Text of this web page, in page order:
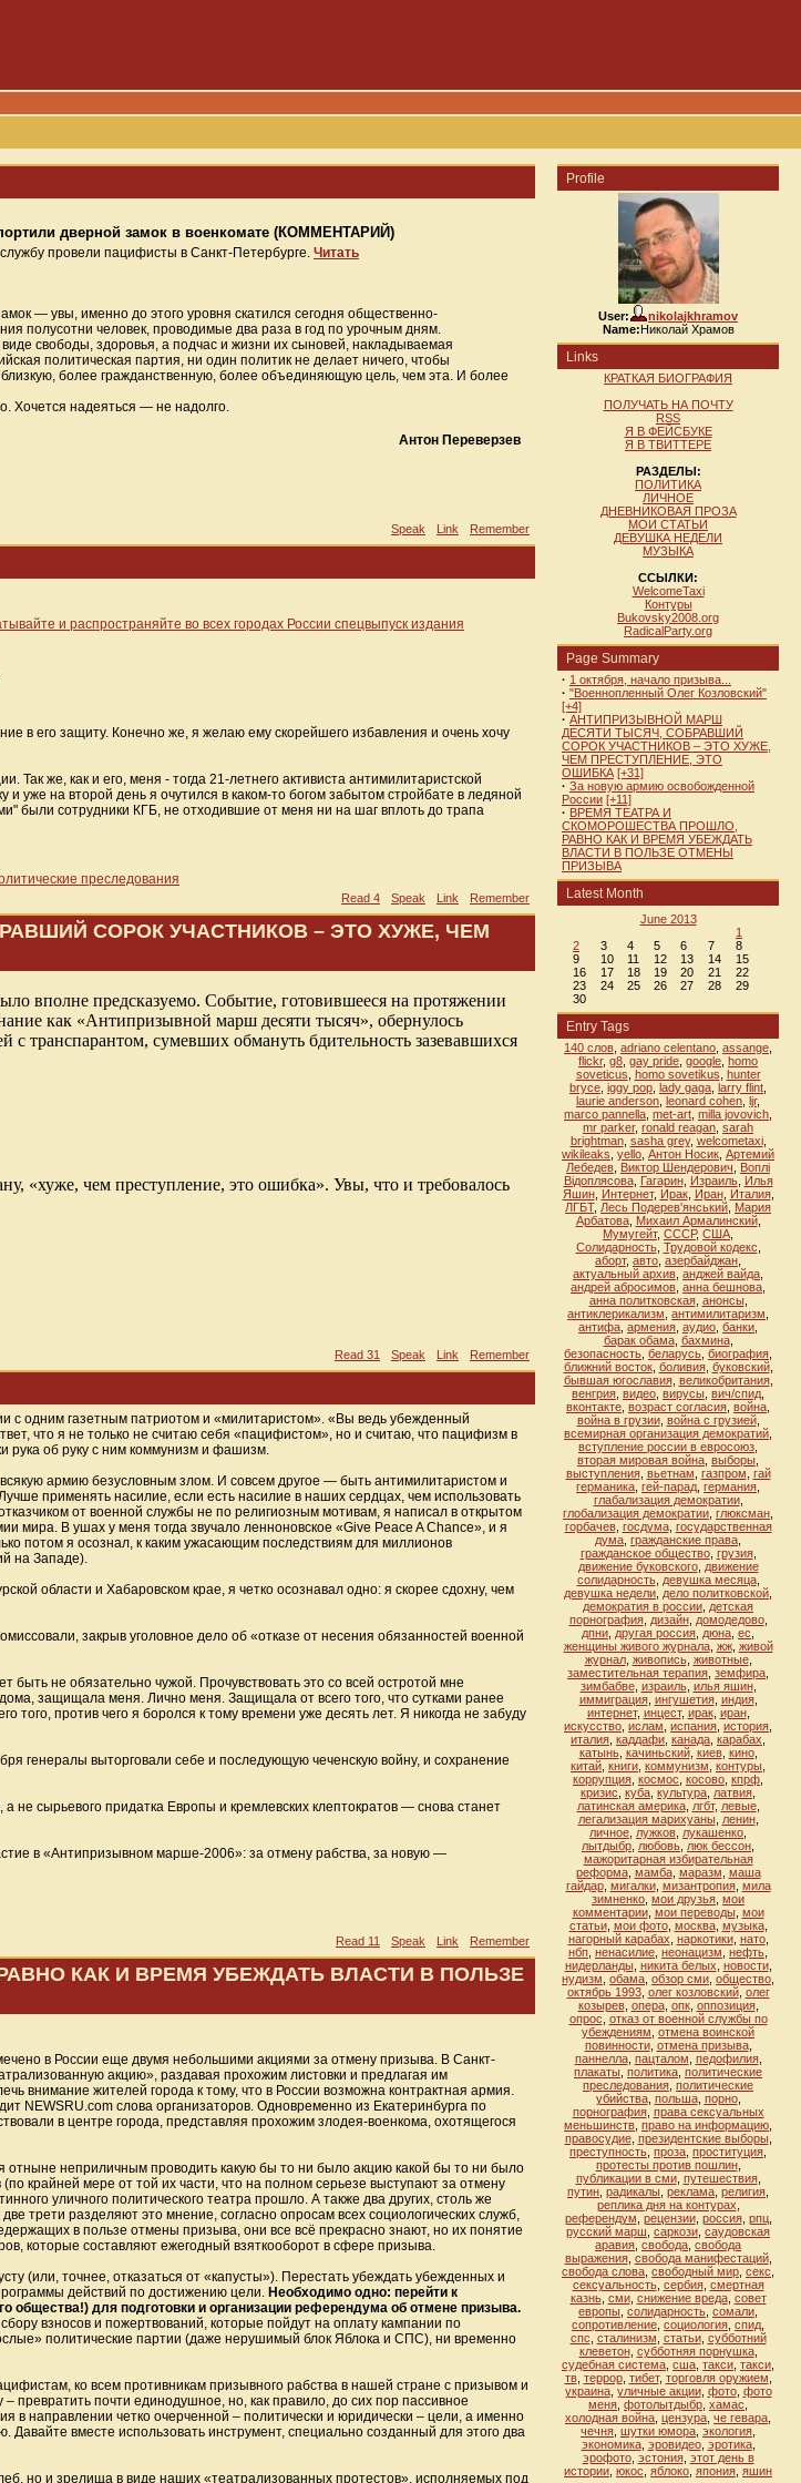
дверной замок в военкомате (КОММЕНТАРИЙ)
провели пацифисты в Санкт-Петербурге. Читать
— увы, именно до этого уровня скатился сегодня общественно-
полусотни человек, проводимые два раза в год по урочным дням.
свободы, здоровья, а подчас и жизни их сыновей, накладываемая
политическая партия, ни один политик не делает ничего, чтобы
более гражданственную, более объединяющую цель, чем эта. И более
Хочется надеяться — не надолго.
Антон Переверзев
Speak Link Remember
и распространяйте во всех городах России спецвыпуск издания
в его защиту. Конечно же, я желаю ему скорейшего избавления и очень хочу
Так же, как и его, меня - тогда 21-летнего активиста антимилитаристской
уже на второй день я очутился в каком-то богом забытом стройбате в ледяной
были сотрудники КГБ, не отходившие от меня ни на шаг вплоть до трапа
преследования
Read 4 Speak Link Remember
СОРОК УЧАСТНИКОВ – ЭТО ХУЖЕ, ЧЕМ
вполне предсказуемо. Событие, готовившееся на протяжении
как «Антипризывной марш десяти тысяч», обернулось
сумевших обмануть бдительность зазевавшихся
«хуже, чем преступление, это ошибка». Увы, что и требовалось
Read 31 Speak Link Remember
с одним газетным патриотом и «милитаристом». «Вы ведь убежденный
что я не только не считаю себя «пацифистом», но и считаю, что пацифизм в
рука об руку с ним коммунизм и фашизм.
армию безусловным злом. И совсем другое — быть антимилитаристом и
применять насилие, если есть насилие в наших сердцах, чем использовать
от военной службы не по религиозным мотивам, я написал в открытом
мира. В ушах у меня тогда звучало ленноновское «Give Peace A Chance», и я
потом я осознал, к каким ужасающим последствиям для миллионов
на Западе).
области и Хабаровском крае, я четко осознавал одно: я скорее сдохну, чем
закрыв уголовное дело об «отказе от несения обязанностей военной
не обязательно чужой. Прочувствовать это со всей остротой мне
защищала меня. Лично меня. Защищала от всего того, что сутками ранее
против чего я боролся к тому времени уже десять лет. Я никогда не забуду
генералы выторговали себе и последующую чеченскую войну, и сохранение
сырьевого придатка Европы и кремлевских клептократов — снова станет
в «Антипризывном марше-2006»: за отмену рабства, за новую —
Read 11 Speak Link Remember
КАК И ВРЕМЯ УБЕЖДАТЬ ВЛАСТИ В ПОЛЬЗЕ
в России еще двумя небольшими акциями за отмену призыва. В Санкт-
акцию», раздавая прохожим листовки и предлагая им
внимание жителей города к тому, что в России возможна контрактная армия.
NEWSRU.com слова организаторов. Одновременно из Екатеринбурга по
в центре города, представляя прохожим злодея-военкома, охотящегося
отныне неприличным проводить какую бы то ни было акцию какой бы то ни было
крайней мере от той их части, что на полном серьезе выступают за отмену
уличного политического театра прошло. А также два других, столь же
трети разделяют это мнение, согласно опросам всех социологических служб,
в пользе отмены призыва, они все всё прекрасно знают, но их понятие
которые составляют ежегодный взяткооборот в сфере призыва.
(или, точнее, отказаться от «капусты»). Перестать убеждать убежденных и
действий по достижению цели. Необходимо одно: перейти к
общества!) для подготовки и организации референдума об отмене призыва.
взносов и пожертвований, которые пойдут на оплату кампании по
политические партии (даже нерушимый блок Яблока и СПС), ни временно
ко всем противникам призывного рабства в нашей стране с призывом и
почти единодушное, но, как правило, до сих пор пассивное
в направлении четко очерченной – политически и юридически – цели, а именно
вместе использовать инструмент, специально созданный для этого два
но и зрелища в виде наших «театрализованных протестов», исполняемых под
Profile
User:
nikolajkhramov
Name:Николай Храмов
Links
КРАТКАЯ БИОГРАФИЯ
ПОЛУЧАТЬ НА ПОЧТУ
RSS
Я В ФЕЙСБУКЕ
Я В ТВИТТЕРЕ
РАЗДЕЛЫ:
ПОЛИТИКА
ЛИЧНОЕ
ДНЕВНИКОВАЯ ПРОЗА
МОИ СТАТЬИ
ДЕВУШКА НЕДЕЛИ
МУЗЫКА
ССЫЛКИ:
WelcomeTaxi
Контуры
Bukovsky2008.org
RadicalParty.org
Page Summary
· 1 октября, начало призыва...
· "Военнопленный Олег Козловский"
[+4]
· АНТИПРИЗЫВНОЙ МАРШ
ДЕСЯТИ ТЫСЯЧ, СОБРАВШИЙ
СОРОК УЧАСТНИКОВ – ЭТО ХУЖЕ,
ЧЕМ ПРЕСТУПЛЕНИЕ, ЭТО
ОШИБКА [+31]
· За новую армию освобожденной
России [+11]
· ВРЕМЯ ТЕАТРА И
СКОМОРОШЕСТВА ПРОШЛО,
РАВНО КАК И ВРЕМЯ УБЕЖДАТЬ
ВЛАСТИ В ПОЛЬЗЕ ОТМЕНЫ
ПРИЗЫВА
Latest Month
June 2013
1
2
3 4 5 6 7
8
9
10 11 12 13 14
15
16
17 18 19 20 21
22
23
24 25 26 27 28
29
30
Entry Tags
140 слов adriano celentano assange
flickr, g8 gay pride google homo
soveticus homo sovetikus hunter
bryce iggy pop lady gaga larry flint
laurie anderson leonard cohen ljr,
marco pannella met-art milla jovovich
mr parker, ronald reagan sarah
brightman, sasha grey, welcometaxi,
wikileaks yello Антон Носик Артемий
Лебедев Виктор Шендерович
Воплi
Вiдоплясова, Гагарин, Израиль, Илья
Яшин, Интернет, Ирак, Иран, Италия,
ЛГБТ, Лесь Подерев'янський Мария
Арбатова, Михаил Армалинский,
Мумугейт, СССР, США
Солидарность, Трудовой кодекс
аборт, авто азербайджан
актуальный архив анджей вайда
андрей абросимов анна бешнова
анна политковская, анонсы,
антиклерикализм антимилитаризм
антифа армения аудио банки
барак обама, бахмина,
безопасность беларусь биография
ближний восток, боливия, буковский,
бывшая югославия, великобритания,
венгрия видео вирусы вич/спид
вконтакте возраст согласия война
война в грузии, война с грузией,
всемирная организация демократий
вступление россии в евросоюз
вторая мировая война выборы
выступления, вьетнам газпром гай
германика гей-парад германия
глабализация демократии,
глобализация демократии глюксман
горбачев, госдума, государственная
дума гражданские права
гражданское общество, грузия,
движение буковского, движение
солидарность, девушка месяца,
девушка недели дело политковской
демократия в россии детская
порнография, дизайн, домодедово,
дпни другая россия дюна ес
женщины живого журнала, жж, живой
журнал, живопись, животные,
заместительная терапия земфира
зимбабве, израиль, илья яшин,
иммиграция, ингушетия, индия,
интернет, инцест, ирак, иран,
искусство ислам испания история
италия каддафи канада карабах
катынь, качиньский, киев, кино,
китай книги коммунизм контуры
коррупция космос косово кпрф
кризис куба культура латвия
латинская америка, лгбт, левые,
легализация марихуаны, ленин,
личное лужков лукашенко
лытдыбр любовь люк бессон
мажоритарная избирательная
реформа, мамба, маразм маша
гайдар, мигалки, мизантропия, мила
зимненко мои друзья мои
комментарии, мои переводы, мои
статьи, мои фото, москва, музыка,
нагорный карабах наркотики, нато,
нбп ненасилие неонацизм нефть
нидерланды, никита белых новости,
нудизм обама обзор сми общество
октябрь 1993, олег козловский, олег
козырев, опера, опк, оппозиция,
опрос отказ от военной службы по
убеждениям отмена воинской
повинности, отмена призыва,
паннелла, пацталом педофилия,
плакаты политика политические
преследования политические
убийства, польша, порно,
порнография, права сексуальных
меньшинств право на информацию
правосудие, президентские выборы,
преступность проза проституция
протесты против пошлин,
публикации в сми, путешествия,
путин радикалы реклама религия
реплика дня на контурах
референдум рецензии, россия, рпц,
русский марш саркози саудовская
аравия свобода свобода
выражения, свобода манифестаций,
свобода слова свободный мир секс
сексуальность, сербия, смертная
казнь, сми, снижение вреда, совет
европы солидарность сомали
сопротивление социология спид
спс сталинизм статьи, субботний
клеветон, субботняя порнушка,
судебная система сша такcи такси
тв, террор, тибет, торговля оружием
украина, уличные акции, фото, фото
меня фотолытдыбр хамас
холодная война цензура че гевара
чечня шутки юмора экология
экономика, эровидео, эротика,
эрофото, эстония, этот день в
истории юкос яблоко япония яшин